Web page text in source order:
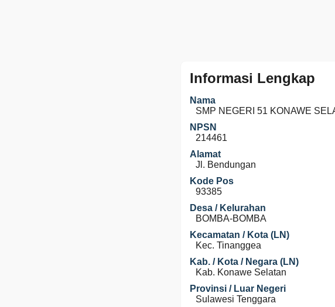
Informasi Lengkap
Nama
SMP NEGERI 51 KONAWE
NPSN
214461
Alamat
Jl. Bendungan
Kode Pos
93385
Desa / Kelurahan
BOMBA-BOMBA
Kecamatan / Kota (LN)
Kec. Tinanggea
Kab. / Kota / Negara (LN)
Kab. Konawe Selatan
Provinsi / Luar Negeri
Sulawesi Tenggara